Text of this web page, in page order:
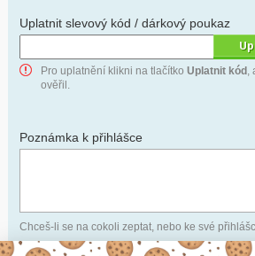
Uplatnit slevový kód / dárkový poukaz
Pro uplatnění klikni na tlačítko Uplatnit kód ,
ověřil.
Poznámka k přihlášce
Chceš-li se na cokoli zeptat, nebo ke své